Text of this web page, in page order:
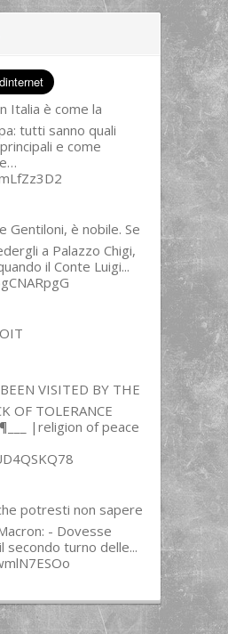
Italia è come la
tutti sanno quali
e come
Gentiloni, è nobile. Se
a Palazzo Chigi,
il Conte Luigi...
VISITED BY THE
OF TOLERANCE
|religion of peace
potresti non sapere
- Dovesse
secondo turno delle...